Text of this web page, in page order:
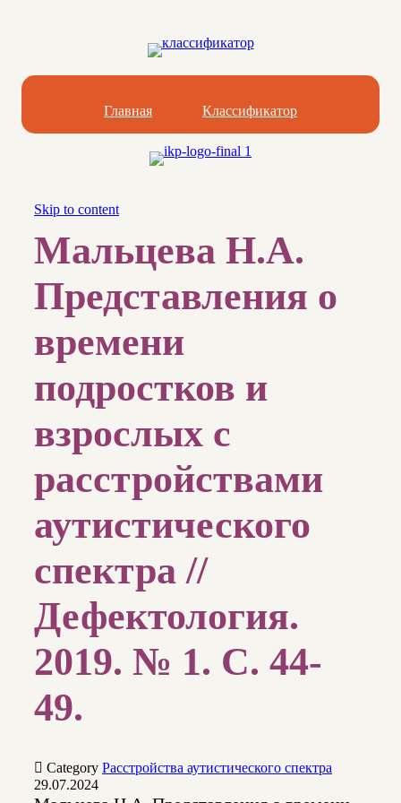
Главная Классификатор
Skip to content
Мальцева Н.А.
Представления о
времени
подростков и
взрослых с
расстройствами
аутистического
спектра //
Дефектология.
2019. № 1. С. 44-
49.
 Category Расстройства аутистического спектра
29.07.2024